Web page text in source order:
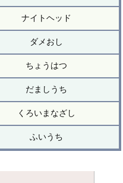
ナイトヘッド
ダメおし
ちょうはつ
だましうち
くろいまなざし
ふいうち